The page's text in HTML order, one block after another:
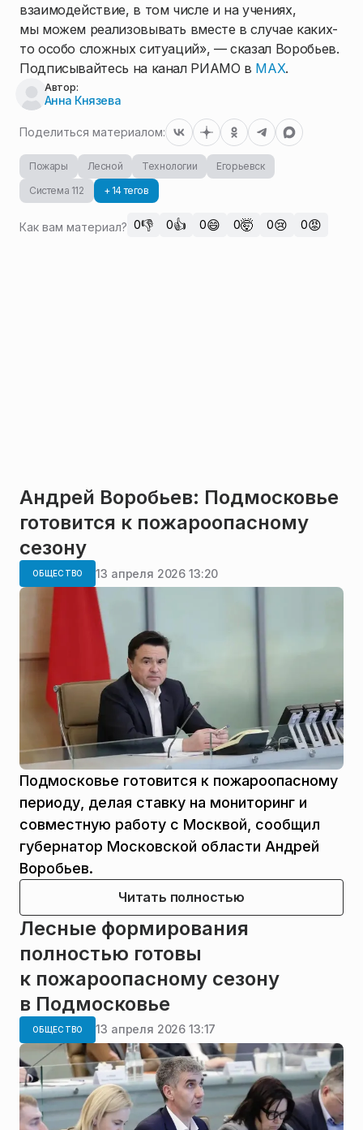
взаимодействие, в том числе и на учениях,
мы можем реализовывать вместе в случае каких-
то особо сложных ситуаций», — сказал Воробьев.
Подписывайтесь на канал РИАМО в MAX.
Автор:
Анна Князева
Поделиться материалом:
Пожары Лесной Технологии
Егорьевск
Система 112
+ 14 тегов
Как вам материал? 0👎 0👍 0😄 0🤯 0😢 0😡
Андрей Воробьев: Подмосковье
готовится к пожароопасному
сезону
ОБЩЕСТВО 13 апреля 2026 13:20
Подмосковье готовится к пожароопасному
периоду, делая ставку на мониторинг и
совместную работу с Москвой, сообщил
губернатор Московской области Андрей
Воробьев.
Читать полностью
Лесные формирования
полностью готовы
к пожароопасному сезону
в Подмосковье
ОБЩЕСТВО 13 апреля 2026 13:17